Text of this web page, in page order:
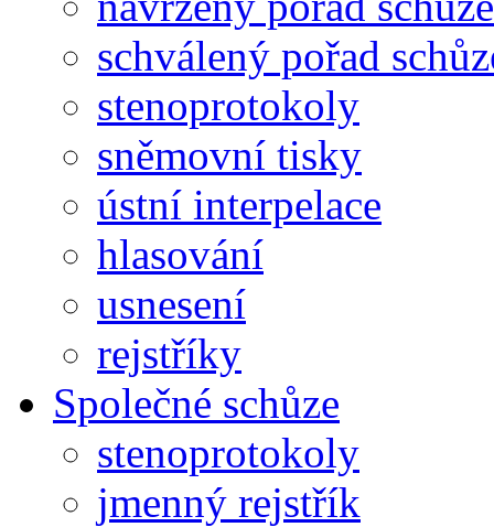
schválený pořad
stenoprotokoly
sněmovní tisky
ústní interpelace
hlasování
usnesení
rejstříky
Společné schůze
stenoprotokoly
jmenný rejstřík